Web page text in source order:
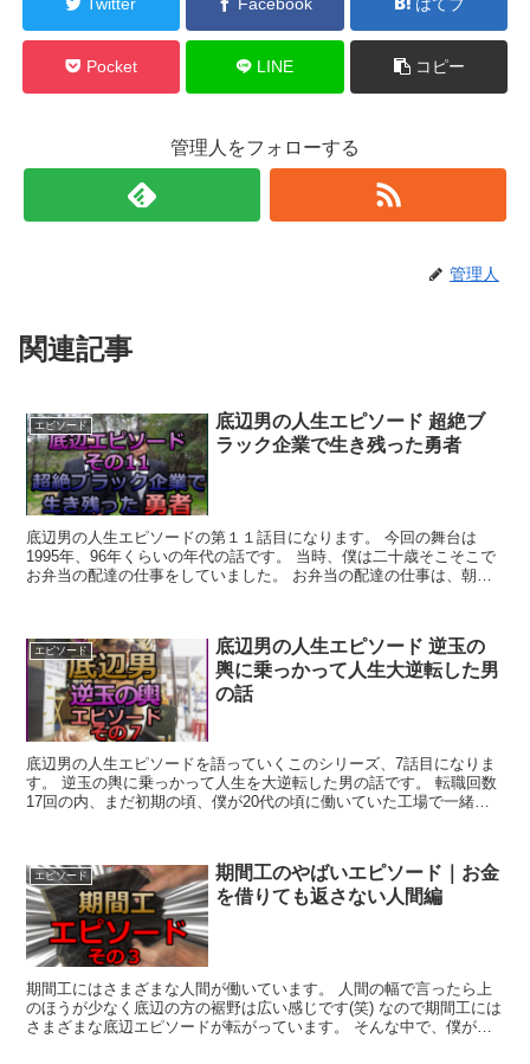
Pocket LINE コピー
管理人をフォローする
管理人
関連記事
エピソード
底辺男の人生エピソード 超絶ブ
ラック企業で生き残った勇者
底辺男の人生エピソードの第１１話目になります。 今回の舞台は
1995年、96年くらいの年代の話です。 当時、僕は二十歳そこそこで
お弁当の配達の仕事をしていました。 お弁当の配達の仕事は、朝６
エピソード
底辺男の人生エピソード 逆玉の
輿に乗っかって人生大逆転した男
の話
底辺男の人生エピソードを語っていくこのシリーズ、7話目になりま
す。 逆玉の輿に乗っかって人生を大逆転した男の話です。 転職回数
17回の内、まだ初期の頃、僕が20代の頃に働いていた工場で一緒に
エピソード
期間工のやばいエピソード｜お金
を借りても返さない人間編
期間工にはさまざまな人間が働いています。 人間の幅で言ったら上
のほうが少なく底辺の方の裾野は広い感じです(笑) なので期間工には
さまざまな底辺エピソードが転がっています。 そんな中で、僕が寮